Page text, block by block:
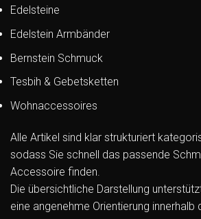
Edelsteine
Edelstein Armbänder
Bernstein Schmuck
Tesbih & Gebetsketten
Wohnaccessoires
Alle Artikel sind klar strukturiert
sodass Sie schnell das passende
Accessoire finden.
Die übersichtliche Darstellung
eine angenehme Orientierung innerhalb